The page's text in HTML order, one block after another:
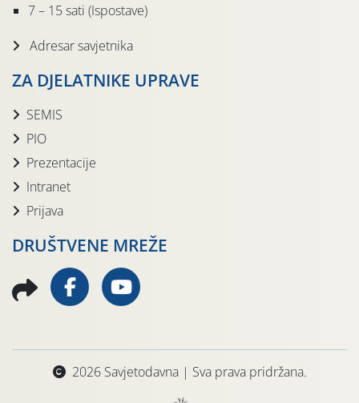
7 – 15 sati (Ispostave)
Adresar savjetnika
ZA DJELATNIKE UPRAVE
SEMIS
PIO
Prezentacije
Intranet
Prijava
DRUŠTVENE MREŽE
2026 Savjetodavna | Sva prava pridržana.